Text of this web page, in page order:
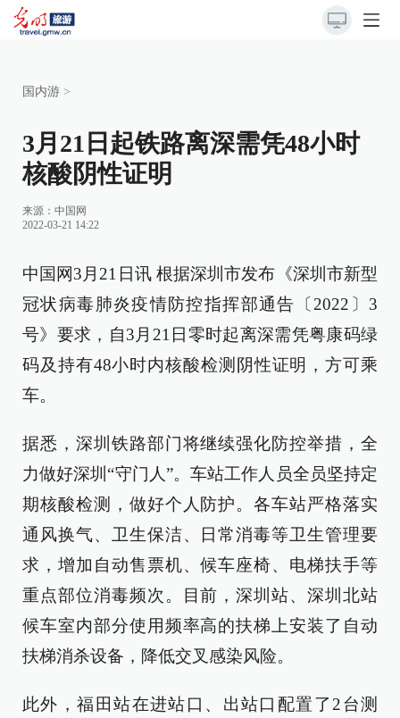
国内游 >
3月21日起铁路离深需凭48小时
核酸阴性证明
来源： 中国网
2022-03-21 14:22
中国网3月21日讯 根据深圳市发布《深圳市新型
冠状病毒肺炎疫情防控指挥部通告〔2022〕3
号》要求，自3月21日零时起离深需凭粤康码绿
码及持有48小时内核酸检测阴性证明，方可乘
车。
据悉，深圳铁路部门将继续强化防控举措，全
力做好深圳“守门人”。车站工作人员全员坚持定
期核酸检测，做好个人防护。各车站严格落实
通风换气、卫生保洁、日常消毒等卫生管理要
求，增加自动售票机、候车座椅、电梯扶手等
重点部位消毒频次。目前，深圳站、深圳北站
候车室内部分使用频率高的扶梯上安装了自动
扶梯消杀设备，降低交叉感染风险。
此外，福田站在进站口、出站口配置了2台测